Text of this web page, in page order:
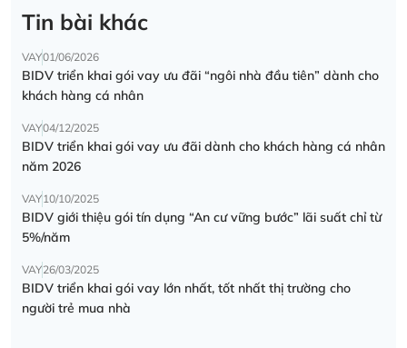
Tin bài khác
VAY01/06/2026
BIDV triển khai gói vay ưu đãi “ngôi nhà đầu tiên” dành cho
khách hàng cá nhân
VAY04/12/2025
BIDV triển khai gói vay ưu đãi dành cho khách hàng cá nhân
năm 2026
VAY10/10/2025
BIDV giới thiệu gói tín dụng “An cư vững bước” lãi suất chỉ từ
5%/năm
VAY26/03/2025
BIDV triển khai gói vay lớn nhất, tốt nhất thị trường cho
người trẻ mua nhà